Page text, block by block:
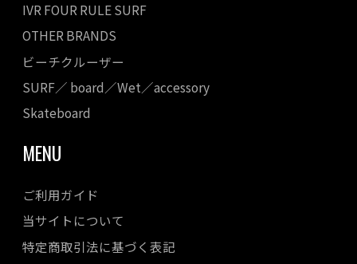
IVR FOUR RULE SURF
OTHER BRANDS
ビーチクルーザー
SURF／ board／Wet／accessory
Skateboard
MENU
ご利用ガイド
当サイトについて
特定商取引法に基づく表記